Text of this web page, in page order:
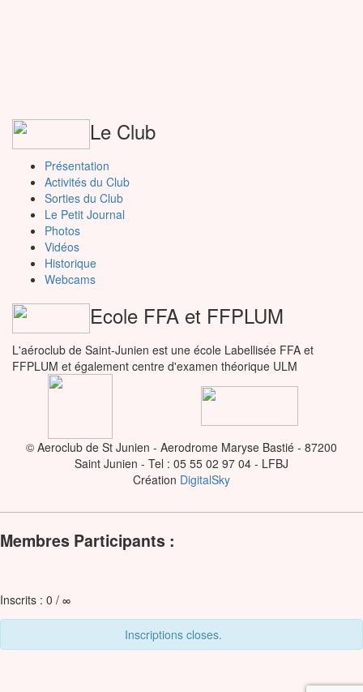
Le Club
Présentation
Activités du Club
Sorties du Club
Le Petit Journal
Photos
Vidéos
Historique
Webcams
Ecole FFA et FFPLUM
L'aéroclub de Saint-Junien est une école Labellisée FFA et
FFPLUM et également centre d'examen théorique ULM
© Aeroclub de St Junien - Aerodrome Maryse Bastié - 87200
Saint Junien - Tel : 05 55 02 97 04 - LFBJ
Création DigitalSky
Membres Participants :
Inscrits : 0 / ∞
Inscriptions closes.